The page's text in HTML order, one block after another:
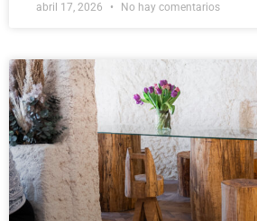
abril 17, 2026 No hay comentarios